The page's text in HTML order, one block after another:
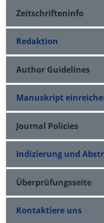
Zeitschrifteninfo
Redaktion
Author Guidelines
Manuskript
Journal Policies
Indizierung und
Überprüfungsseite
Kontaktiere uns